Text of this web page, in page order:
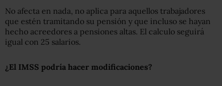
No afecta en nada, no aplica para aquellos trabajadores
que estén tramitando su pensión y que incluso se hayan
hecho acreedores a pensiones altas. El calculo seguirá
igual con 25 salarios.
¿El IMSS podría hacer modificaciones?